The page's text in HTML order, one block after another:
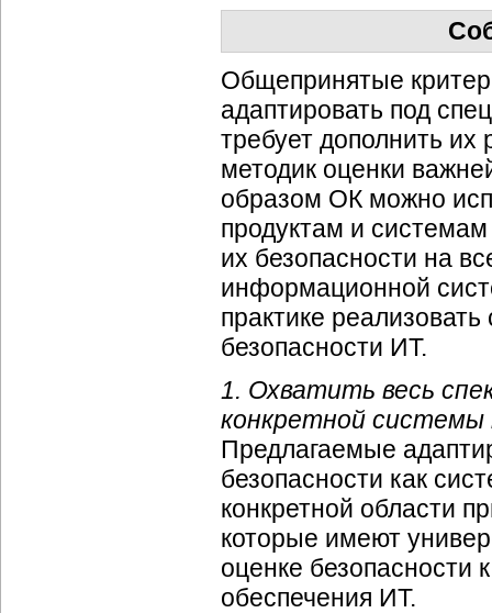
Общепринятые
адаптировать под
требует дополнить
методик оценки
образом ОК можно
продуктам и
их безопасности на
информационной
практике
безопасности ИТ.
1. Охватить весь
конкретной системы
Предлагаемые
безопасности как
конкретной области
которые имеют
оценке безопасности
обеспечения ИТ.